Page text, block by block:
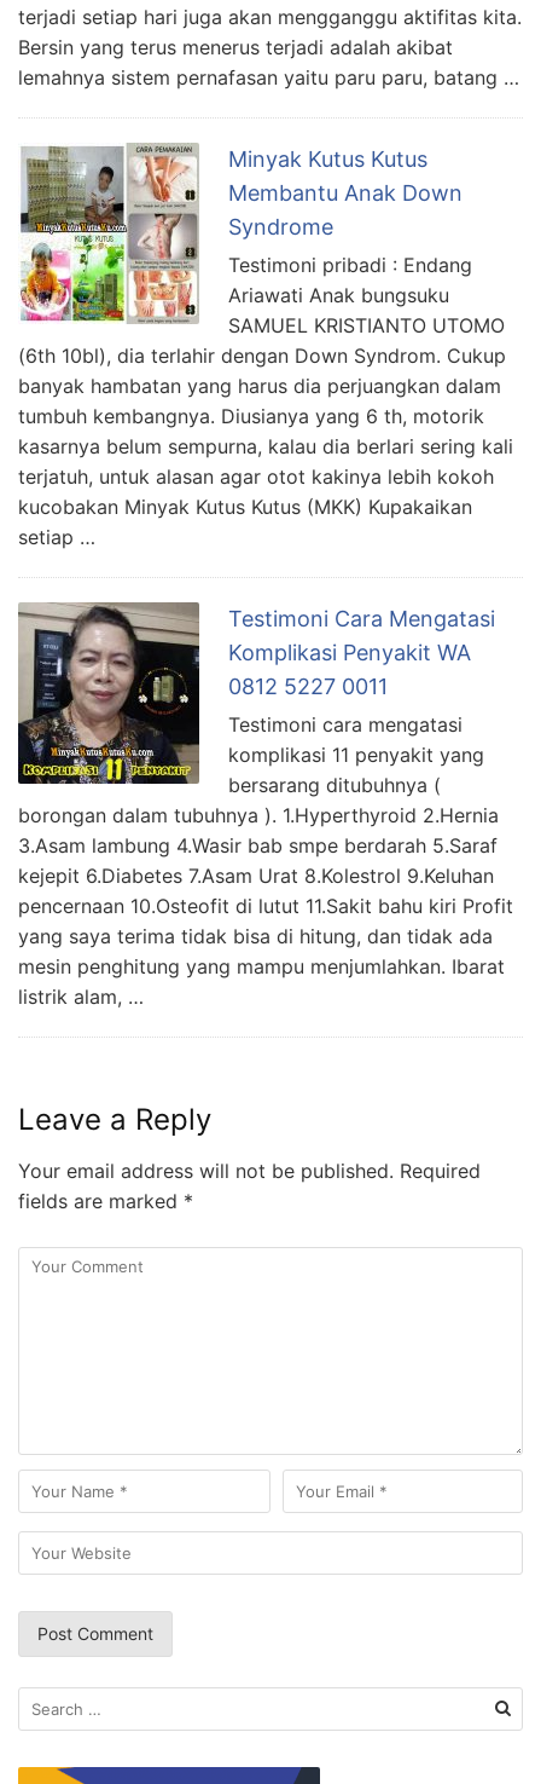
terjadi setiap hari juga akan mengganggu aktifitas kita.
Bersin yang terus menerus terjadi adalah akibat
lemahnya sistem pernafasan yaitu paru paru, batang …
Minyak Kutus Kutus
Membantu Anak Down
Syndrome
Testimoni pribadi : Endang
Ariawati Anak bungsuku
SAMUEL KRISTIANTO UTOMO
(6th 10bl), dia terlahir dengan Down Syndrom. Cukup
banyak hambatan yang harus dia perjuangkan dalam
tumbuh kembangnya. Diusianya yang 6 th, motorik
kasarnya belum sempurna, kalau dia berlari sering kali
terjatuh, untuk alasan agar otot kakinya lebih kokoh
kucobakan Minyak Kutus Kutus (MKK) Kupakaikan
setiap …
Testimoni Cara Mengatasi
Komplikasi Penyakit WA
0812 5227 0011
Testimoni cara mengatasi
komplikasi 11 penyakit yang
bersarang ditubuhnya (
borongan dalam tubuhnya ). 1.Hyperthyroid 2.Hernia
3.Asam lambung 4.Wasir bab smpe berdarah 5.Saraf
kejepit 6.Diabetes 7.Asam Urat 8.Kolestrol 9.Keluhan
pencernaan 10.Osteofit di lutut 11.Sakit bahu kiri Profit
yang saya terima tidak bisa di hitung, dan tidak ada
mesin penghitung yang mampu menjumlahkan. Ibarat
listrik alam, …
Leave a Reply
Your email address will not be published. Required
fields are marked *
Search
for: